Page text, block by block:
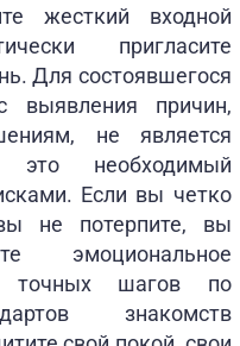
жесткий входной
пригласите
Для состоявшегося
выявления причин,
не является
это необходимый
Если вы четко
не потерпите, вы
эмоциональное
точных шагов по
знакомств